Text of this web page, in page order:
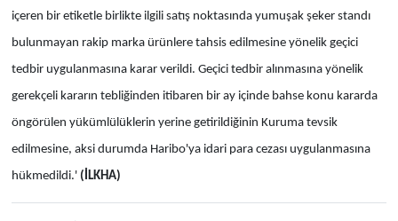
içeren bir etiketle birlikte ilgili satış noktasında yumuşak şeker standı
bulunmayan rakip marka ürünlere tahsis edilmesine yönelik geçici
tedbir uygulanmasına karar verildi. Geçici tedbir alınmasına yönelik
gerekçeli kararın tebliğinden itibaren bir ay içinde bahse konu kararda
öngörülen yükümlülüklerin yerine getirildiğinin Kuruma tevsik
edilmesine, aksi durumda Haribo'ya idari para cezası uygulanmasına
hükmedildi.' (İLKHA)